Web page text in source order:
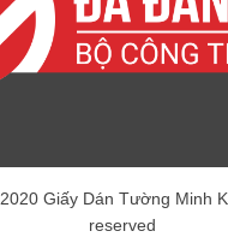
Giấy Dán Tường Minh
reserved